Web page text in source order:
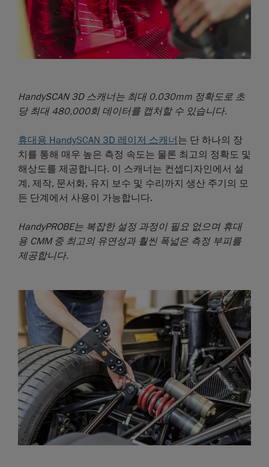
HandySCAN 3D 스캐너는 최대 0.030mm 정확도로 초
당 최대 480,000회 데이터를 캡처할 수 있습니다.
휴대용 HandySCAN 3D 레이저 스캐너 는 단 하나의 장
치를 통해 매우 높은 측정 속도는 물론 최고의 정확도 및
해상도를 제공합니다. 이 스캐너는 컨셉디자인에서 설
계, 제작, 문서화, 유지 보수 및 수리까지 생산 주기의 모
든 단계에서 사용이 가능합니다.
HandyPROBE는 복잡한 설정 과정이 필요 없으며 휴대
용 CMM 중 최고의 유연성과 훨씬 폭넓은 측정 부피를
제공합니다.